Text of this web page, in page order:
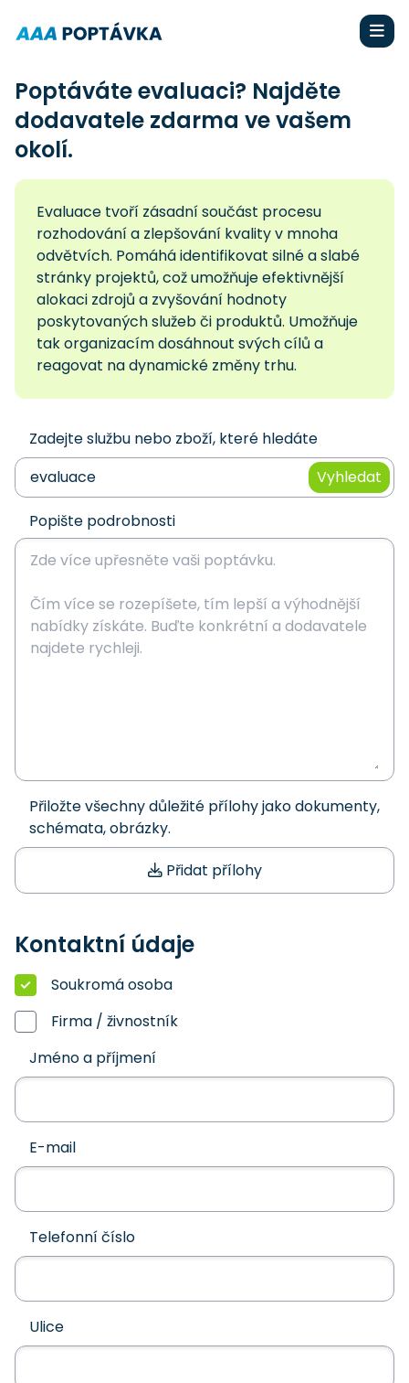
Poptáváte evaluaci? Najděte
dodavatele zdarma ve vašem
okolí.
Evaluace tvoří zásadní součást procesu
rozhodování a zlepšování kvality v mnoha
odvětvích. Pomáhá identifikovat silné a slabé
stránky projektů, což umožňuje efektivnější
alokaci zdrojů a zvyšování hodnoty
poskytovaných služeb či produktů. Umožňuje
tak organizacím dosáhnout svých cílů a
reagovat na dynamické změny trhu.
Zadejte službu nebo zboží, které hledáte
Vyhledat
Popište podrobnosti
Přiložte všechny důležité přílohy jako dokumenty,
schémata, obrázky.
Přidat přílohy
Kontaktní údaje
Soukromá osoba
Firma / živnostník
Jméno a příjmení
E-mail
Telefonní číslo
Ulice